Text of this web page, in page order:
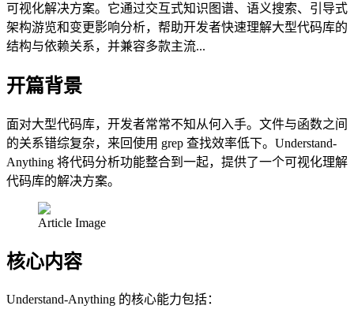
可视化解决方案。它通过交互式知识图谱、语义搜索、引导式
架构游览和变更影响分析，帮助开发者快速理解大型代码库的
结构与依赖关系，并兼容多款主流...
开篇背景
面对大型代码库，开发者常常不知从何入手。文件与函数之间
的关系错综复杂，来回使用 grep 查找效率低下。Understand-
Anything 将代码分析功能整合到一起，提供了一个可视化理解
代码库的解决方案。
Article Image
核心内容
Understand-Anything 的核心能力包括：